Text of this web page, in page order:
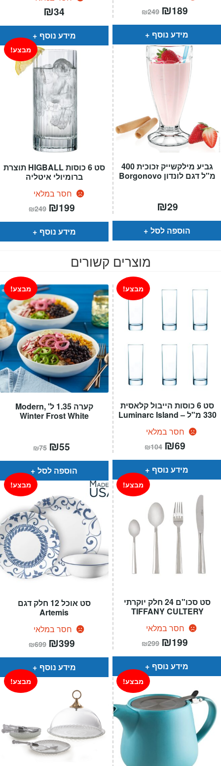
₪34
מידע נוסף
₪249 המחיר
המקורי
היה:
₪249.
₪189
הוא:
מידע נוסף
סט 6 כוסות HIGBALL תוצרת
ברומיולי איטליה
חסר במלאי
מבצע!
₪249 המחיר
המקורי
היה:
₪249.
₪199
הוא:
מידע נוסף
גביע מילקשייק זכוכית 400
מ"ל דגם לונדון Borgonovo
₪29
הוספה לסל
מוצרים קשורים
קערה 1.35 ל' ,Modern
Winter Frost White
מבצע!
₪75 המחיר
המקורי
היה:
₪75.
₪55
הוא:
הוספה לסל
סט 6 כוסות הייבול קלאסית
330 מ"ל – Luminarc Island
חסר במלאי
מבצע!
₪104 המחיר
המקורי
היה:
₪104.
₪69
הוא:
מידע נוסף
סט אוכל 12 חלק דגם
Artemis
חסר במלאי
מבצע!
₪699 המחיר
המקורי
היה:
₪699.
₪399
הוא:
מידע נוסף
סט סכו"ם 24 חלק יוקרתי
TIFFANY CULTERY
חסר במלאי
מבצע!
₪299 המחיר
המקורי
היה:
₪299.
₪199
הוא:
מידע נוסף
מבצע! מבצע!